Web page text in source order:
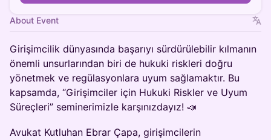
About Event
Girişimcilik dünyasında başarıyı sürdürülebilir kılmanın
önemli unsurlarından biri de hukuki riskleri doğru
yönetmek ve regülasyonlara uyum sağlamaktır. Bu
kapsamda, “Girişimciler için Hukuki Riskler ve Uyum
Süreçleri” seminerimizle karşınızdayız! 📣
Avukat Kutluhan Ebrar Çapa, girişimcilerin